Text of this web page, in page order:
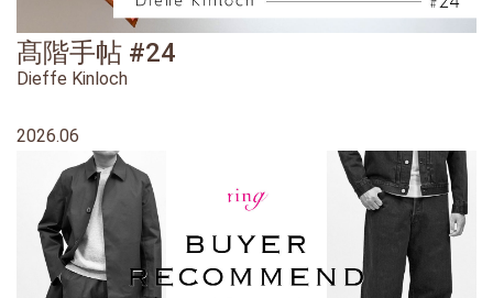
髙階手帖 #24
Dieffe Kinloch
2026.06